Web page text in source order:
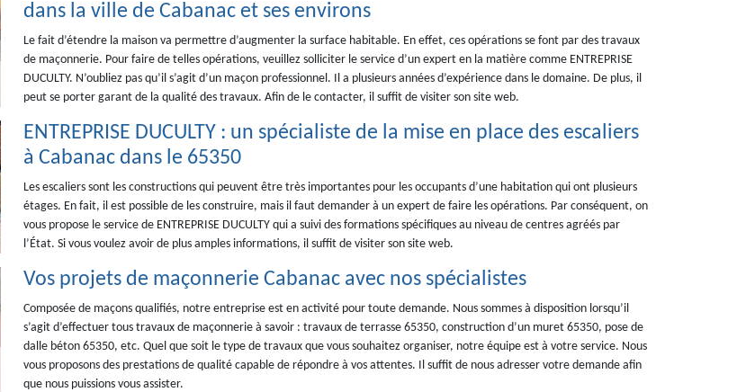
dans la ville de Cabanac et ses environs
Le fait d’étendre la maison va permettre d’augmenter la surface habitable. En effet, ces opérations se font par des travaux
de maçonnerie. Pour faire de telles opérations, veuillez solliciter le service d’un expert en la matière comme ENTREPRISE
DUCULTY. N’oubliez pas qu’il s’agit d’un maçon professionnel. Il a plusieurs années d’expérience dans le domaine. De plus, il
peut se porter garant de la qualité des travaux. Afin de le contacter, il suffit de visiter son site web.
ENTREPRISE DUCULTY : un spécialiste de la mise en place des escaliers
à Cabanac dans le 65350
Les escaliers sont les constructions qui peuvent être très importantes pour les occupants d’une habitation qui ont plusieurs
étages. En fait, il est possible de les construire, mais il faut demander à un expert de faire les opérations. Par conséquent, on
vous propose le service de ENTREPRISE DUCULTY qui a suivi des formations spécifiques au niveau de centres agréés par
l’État. Si vous voulez avoir de plus amples informations, il suffit de visiter son site web.
Vos projets de maçonnerie Cabanac avec nos spécialistes
Composée de maçons qualifiés, notre entreprise est en activité pour toute demande. Nous sommes à disposition lorsqu’il
s’agit d’effectuer tous travaux de maçonnerie à savoir : travaux de terrasse 65350, construction d’un muret 65350, pose de
dalle béton 65350, etc. Quel que soit le type de travaux que vous souhaitez organiser, notre équipe est à votre service. Nous
vous proposons des prestations de qualité capable de répondre à vos attentes. Il suffit de nous adresser votre demande afin
que nous puissions vous assister.